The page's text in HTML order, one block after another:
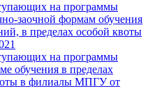
на программы
заочной формам обучения
в пределах особой квоты
на программы
обучения в пределах
в филиалы МПГУ от